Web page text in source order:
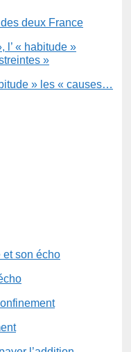
deux France
» les « causes…